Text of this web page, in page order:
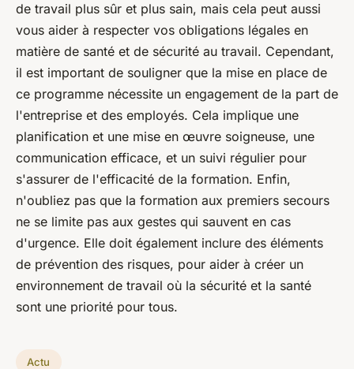
de travail plus sûr et plus sain, mais cela peut aussi
vous aider à respecter vos obligations légales en
matière de santé et de sécurité au travail. Cependant,
il est important de souligner que la mise en place de
ce programme nécessite un engagement de la part de
l'entreprise et des employés. Cela implique une
planification et une mise en œuvre soigneuse, une
communication efficace, et un suivi régulier pour
s'assurer de l'efficacité de la formation. Enfin,
n'oubliez pas que la formation aux premiers secours
ne se limite pas aux gestes qui sauvent en cas
d'urgence. Elle doit également inclure des éléments
de prévention des risques, pour aider à créer un
environnement de travail où la sécurité et la santé
sont une priorité pour tous.
Actu